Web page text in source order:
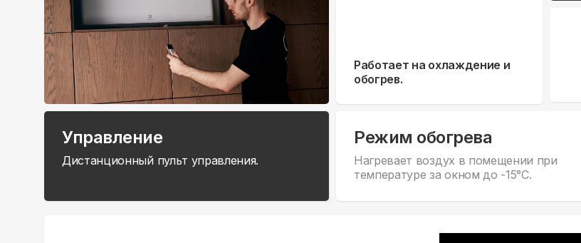
Работает на охлаждение и
обогрев.
Управление
Дистанционный пульт управления.
Режим обогрева
Нагревает воздух в помещении при
температуре за окном до -15°С.